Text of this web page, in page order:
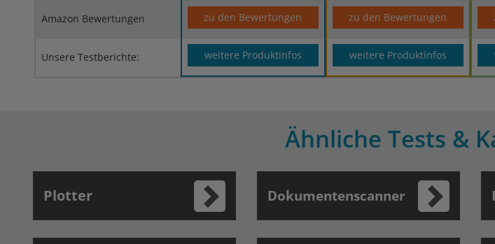
Amazon Bewertungen zu den Bewertungen zu den Bewertungen
Unsere Testberichte: weitere Produktinfos weitere Produktinfos
Ähnliche Tests &
Plotter Dokumentenscanner